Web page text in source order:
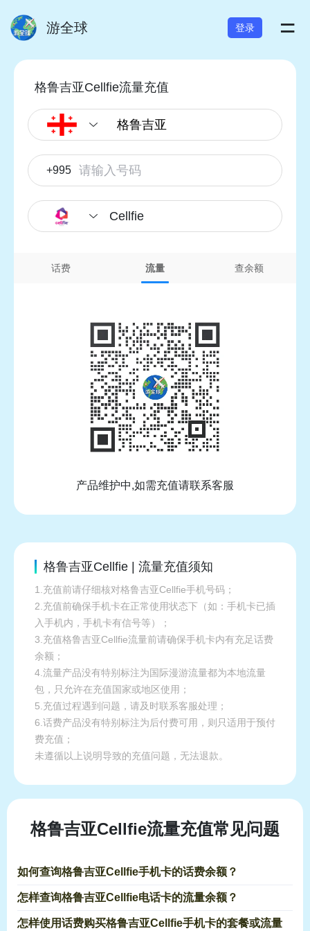
游全球 登录 =
格鲁吉亚Cellfie流量充值
+995
Cellfie
话费 流量 查余额
产品维护中,如需充值请联系客服
格鲁吉亚Cellfie | 流量充值须知
1.充值前请仔细核对格鲁吉亚Cellfie手机号码；
2.充值前确保手机卡在正常使用状态下（如：手机卡已插
入手机内，手机卡有信号等）；
3.充值格鲁吉亚Cellfie流量前请确保手机卡内有充足话费
余额；
4.流量产品没有特别标注为国际漫游流量都为本地流量
包，只允许在充值国家或地区使用；
5.充值过程遇到问题，请及时联系客服处理；
6.话费产品没有特别标注为后付费可用，则只适用于预付
费充值；
未遵循以上说明导致的充值问题，无法退款。
格鲁吉亚Cellfie流量充值常见问题
如何查询格鲁吉亚Cellfie手机卡的话费余额？
怎样查询格鲁吉亚Cellfie电话卡的流量余额？
怎样使用话费购买格鲁吉亚Cellfie手机卡的套餐或流量